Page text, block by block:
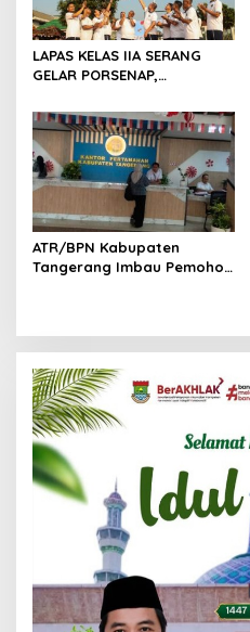
LAPAS KELAS IIA SERANG
GELAR PORSENAP,
DAN KEBERSAMAAN
ATR/BPN Kabupaten
Tangerang Imbau Pemohon